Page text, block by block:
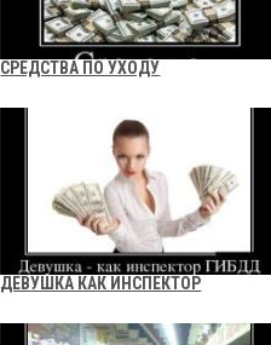
СРЕДСТВА ПО УХОДУ
ДЕВУШКА КАК ИНСПЕКТОР